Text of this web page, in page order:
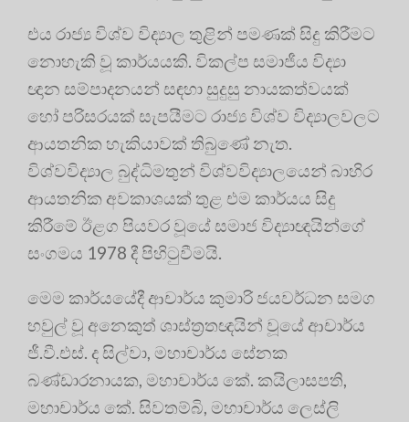
එය රාජ්‍ය විශ්ව විද්‍යාල තුළින් පමණක් සිදු කිරීමට
නොහැකි වූ කාර්යයකි. විකල්ප සමාජීය විද්‍යා
ඥාන සම්පාදනයන් සඳහා සුදුසු නායකත්වයක්
හෝ පරිසරයක් සැපයීමට රාජ්‍ය විශ්ව විද්‍යාලවලට
ආයතනික හැකියාවක් තිබුණේ නැත.
විශ්වවිද්‍යාල බුද්ධිමතුන් විශ්වවිද්‍යාලයෙන් බාහිර
ආයතනික අවකාශයක් තුළ එම කාර්යය සිදු
කිරීමේ ඊළග පියවර වූයේ සමාජ විද්‍යාඥයින්ගේ
සංගමය 1978 දී පිහිටුවීමයි.
මෙම කාර්යයේදී ආචාර්ය කුමාරි ජයවර්ධන සමග
හවුල් වූ අනෙකුත් ශාස්ත්‍රතඥයින් වූයේ ආචාර්ය
ජී.වී.එස්. ද සිල්වා, මහාචාර්ය සේනක
බණ්ඩාරනායක, මහාචාර්ය කේ. කයිලාසපති,
මහාචාර්ය කේ. සිවතම්බි, මහාචාර්ය ලෙස්ලි